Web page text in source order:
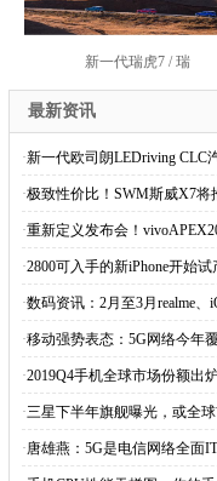
新一代瑞虎7 / 瑞
最新资讯
·新一代欧司朗LEDriving CLC
·极致性价比！SWM斯威X7将
·重新定义发布会！
·2800可入手的新iPhone开始
·数码资讯：2月至3月realme、
·移动强势表态：5G网络今年
·2019Q4手机全球市场份额出
·三星下半年旗舰曝光，或全
·唐雄燕：5G是电信网络全面